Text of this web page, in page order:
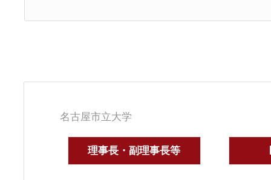
名古屋市立大学
理事長・副理事長等